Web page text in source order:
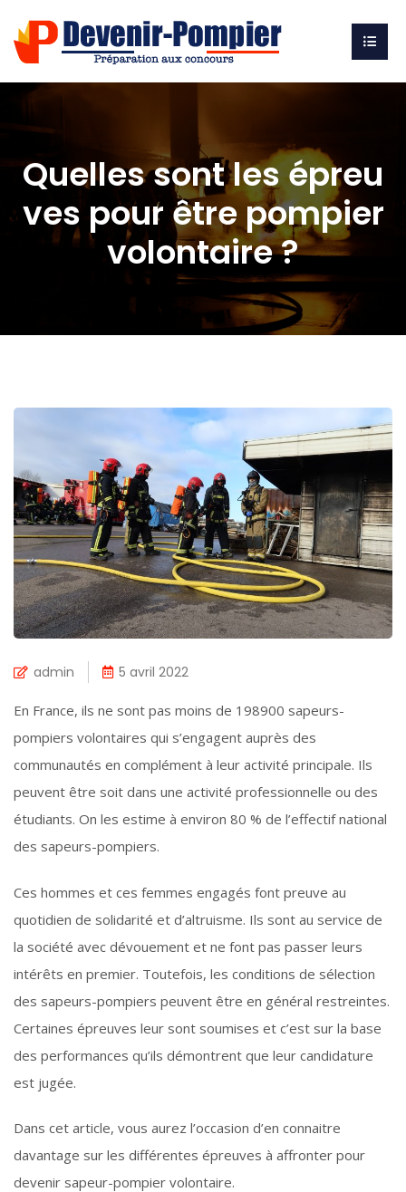
Quelles sont les épreu
ves pour être pompier
volontaire ?
admin 5 avril 2022
En France, ils ne sont pas moins de 198900 sapeurs-
pompiers volontaires qui s’engagent auprès des
communautés en complément à leur activité principale. Ils
peuvent être soit dans une activité professionnelle ou des
étudiants. On les estime à environ 80 % de l’effectif national
des sapeurs-pompiers.
Ces hommes et ces femmes engagés font preuve au
quotidien de solidarité et d’altruisme. Ils sont au service de
la société avec dévouement et ne font pas passer leurs
intérêts en premier. Toutefois, les conditions de sélection
des sapeurs-pompiers peuvent être en général restreintes.
Certaines épreuves leur sont soumises et c’est sur la base
des performances qu’ils démontrent que leur candidature
est jugée.
Dans cet article, vous aurez l’occasion d’en connaitre
davantage sur les différentes épreuves à affronter pour
devenir sapeur-pompier volontaire.